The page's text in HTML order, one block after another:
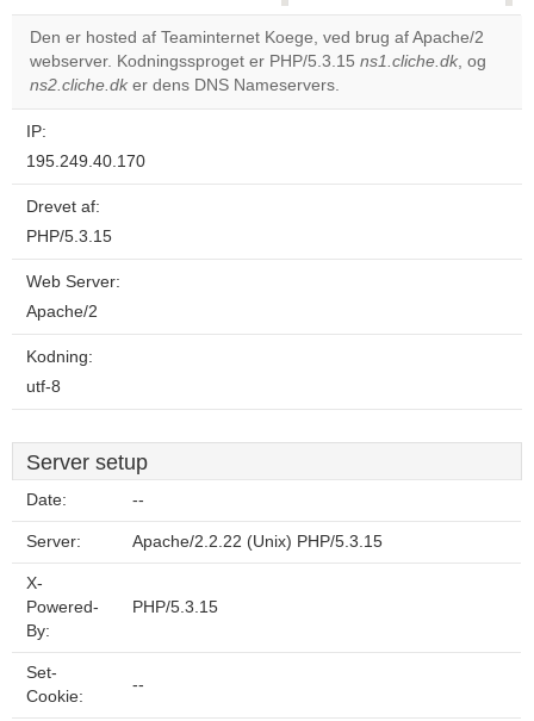
correctly.
Do you
Den er hosted af Teaminternet Koege, ved brug af Apache/2
webserver. Kodningssproget er PHP/5.3.15 ns1.cliche.dk, og
ns2.cliche.dk er dens DNS Nameservers.
IP:
195.249.40.170
Drevet af:
PHP/5.3.15
Web Server:
Apache/2
Kodning:
utf-8
Server setup
Date: --
Server: Apache/2.2.22 (Unix) PHP/5.3.15
X-
Powered-
By:
PHP/5.3.15
Set-
Cookie:
--